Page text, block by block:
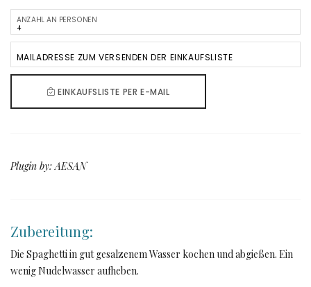
ANZAHL AN PERSONEN
MAILADRESSE ZUM VERSENDEN DER EINKAUFSLISTE
EINKAUFSLISTE PER E-MAIL
Plugin by: AESAN
Zubereitung:
Die Spaghetti in gut gesalzenem Wasser kochen und abgießen. Ein
wenig Nudelwasser aufheben.